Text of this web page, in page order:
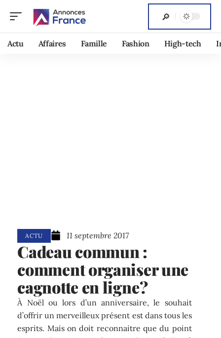
Actu Affaires Famille Fashion High-tech
ACTU 11 septembre 2017
Cadeau commun :
comment organiser une
cagnotte en ligne ?
À Noël ou lors d’un anniversaire, le souhait
d’offrir un merveilleux présent est dans tous les
esprits. Mais on doit reconnaitre que du point